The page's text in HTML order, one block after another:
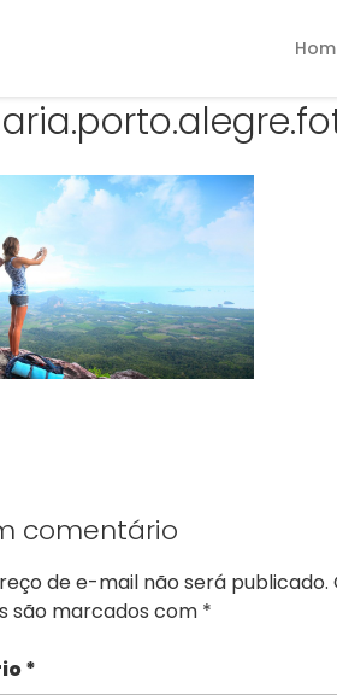
comentário
de e-mail não será publicado.
são marcados com *
*